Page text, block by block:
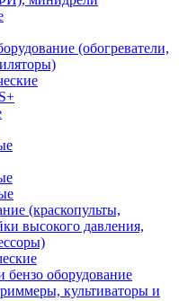
(обогреватели,
(краскопульты,
высокого давления,
бензо оборудование
культиваторы и